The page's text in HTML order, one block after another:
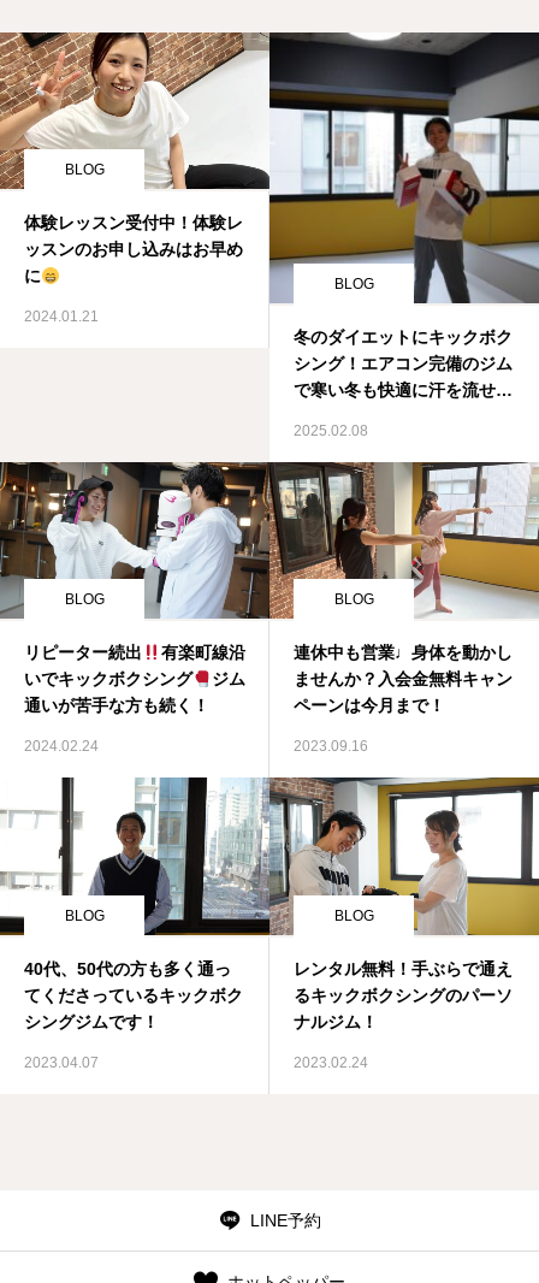
BLOG
体験レッスン受付中！体験レ
ッスンのお申し込みはお早め
に
2024.01.21
BLOG
冬のダイエットにキックボク
シング！エアコン完備のジム
で寒い冬も快適に汗を流せ
2025.02.08
BLOG
リピーター続出
有楽町線沿
いでキックボクシング
ジム
通いが苦手な方も続く！
2024.02.24
BLOG
連休中も営業♩身体を動かし
ませんか？入会金無料キャン
ペーンは今月まで！
2023.09.16
BLOG
40代、50代の方も多く通っ
てくださっているキックボク
シングジムです！
2023.04.07
BLOG
レンタル無料！手ぶらで通え
るキックボクシングのパーソ
ナルジム！
2023.02.24
LINE予約